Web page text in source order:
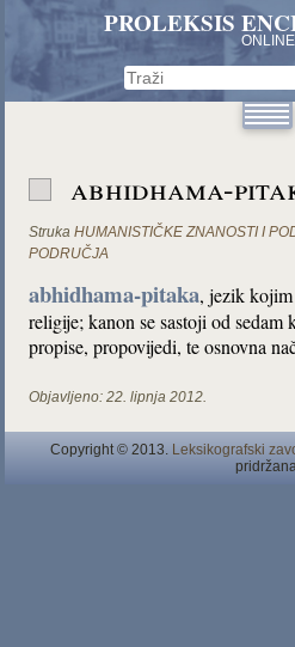
PROLEKSIS
ONLINE
abhidhama-
Struka HUMANISTIČKE ZNANOSTI I
PODRUČJA
abhidhama-pitaka, jezik
religije; kanon se sastoji od
propise, propovijedi, te osnovna
Objavljeno: 22. lipnja 2012.
Copyright © 2013. Leksikografski